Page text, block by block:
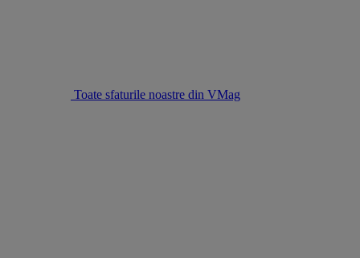
Toate sfaturile noastre din VMag